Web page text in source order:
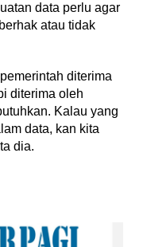
data perlu agar
atau tidak
diterima
diterima oleh
Kalau yang
data, kan kita
dia.